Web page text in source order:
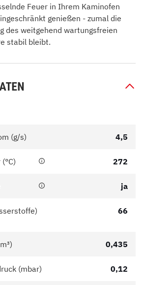
Feuer in Ihrem Kaminofen
genießen - zumal die
des weitgehend wartungsfreien
stabil bleibt.
(g/s) 4,5
272
ja
66
0,435
(mbar) 0,12